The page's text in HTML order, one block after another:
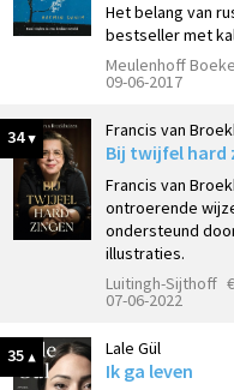
Het belang van
bestseller met
Meulenhoff
09-06-2017
34 Francis van
Bij twijfel hard
Francis van
ontroerende
ondersteund
illustraties.
Luitingh-Sijthoff
07-06-2022
35 Lale Gül
Ik ga leven